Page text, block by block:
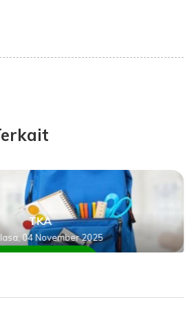
TKA
04 November 2025